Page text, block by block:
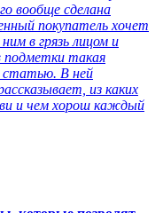
вообще сделана
покупатель хочет
в грязь лицом и
подметки такая
статью. В ней
из каких
и чем хорош каждый